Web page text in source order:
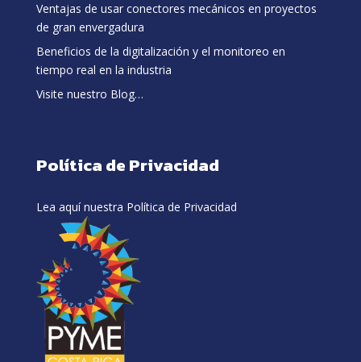
Ventajas de usar conectores mecánicos en proyectos
de gran envergadura
Beneficios de la digitalización y el monitoreo en
tiempo real en la industria
Visite nuestro Blog…
Política de Privacidad
Lea aquí nuestra Política de Privacidad